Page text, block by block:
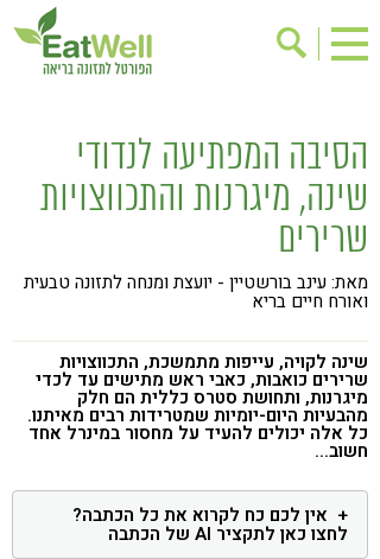
בישול בריא
אינדקס עסקים
ריפוי ומניעת מחלות
בריאות האישה
תוספי תזונה
אירועים
גישות בתזונה
דיאטה
ניקוי רעלים
מזונות על
ילדים
תזונה וספורט
רגישות לגלוטן
טעים להכיר
הסיבה המפתיעה לנדודי
שינה, מיגרנות והתכווצויות
שרירים
מאת: עינב בורשטיין - יועצת ומנחה לתזונה טבעית
ואורח חיים בריא
שינה לקויה, עייפות מתמשכת, התכווצויות
שרירים כואבות, כאבי ראש מתישים עד לכדי
מיגרנות, ותחושת סטרס כללית הם חלק
מהבעיות היום-יומיות שמטרידות רבים מאיתנו.
כל אלה יכולים להעיד על מחסור במינרל אחד
חשוב...
אין לכם כח לקרוא את כל הכתבה?
לחצו כאן לתקציר AI של הכתבה